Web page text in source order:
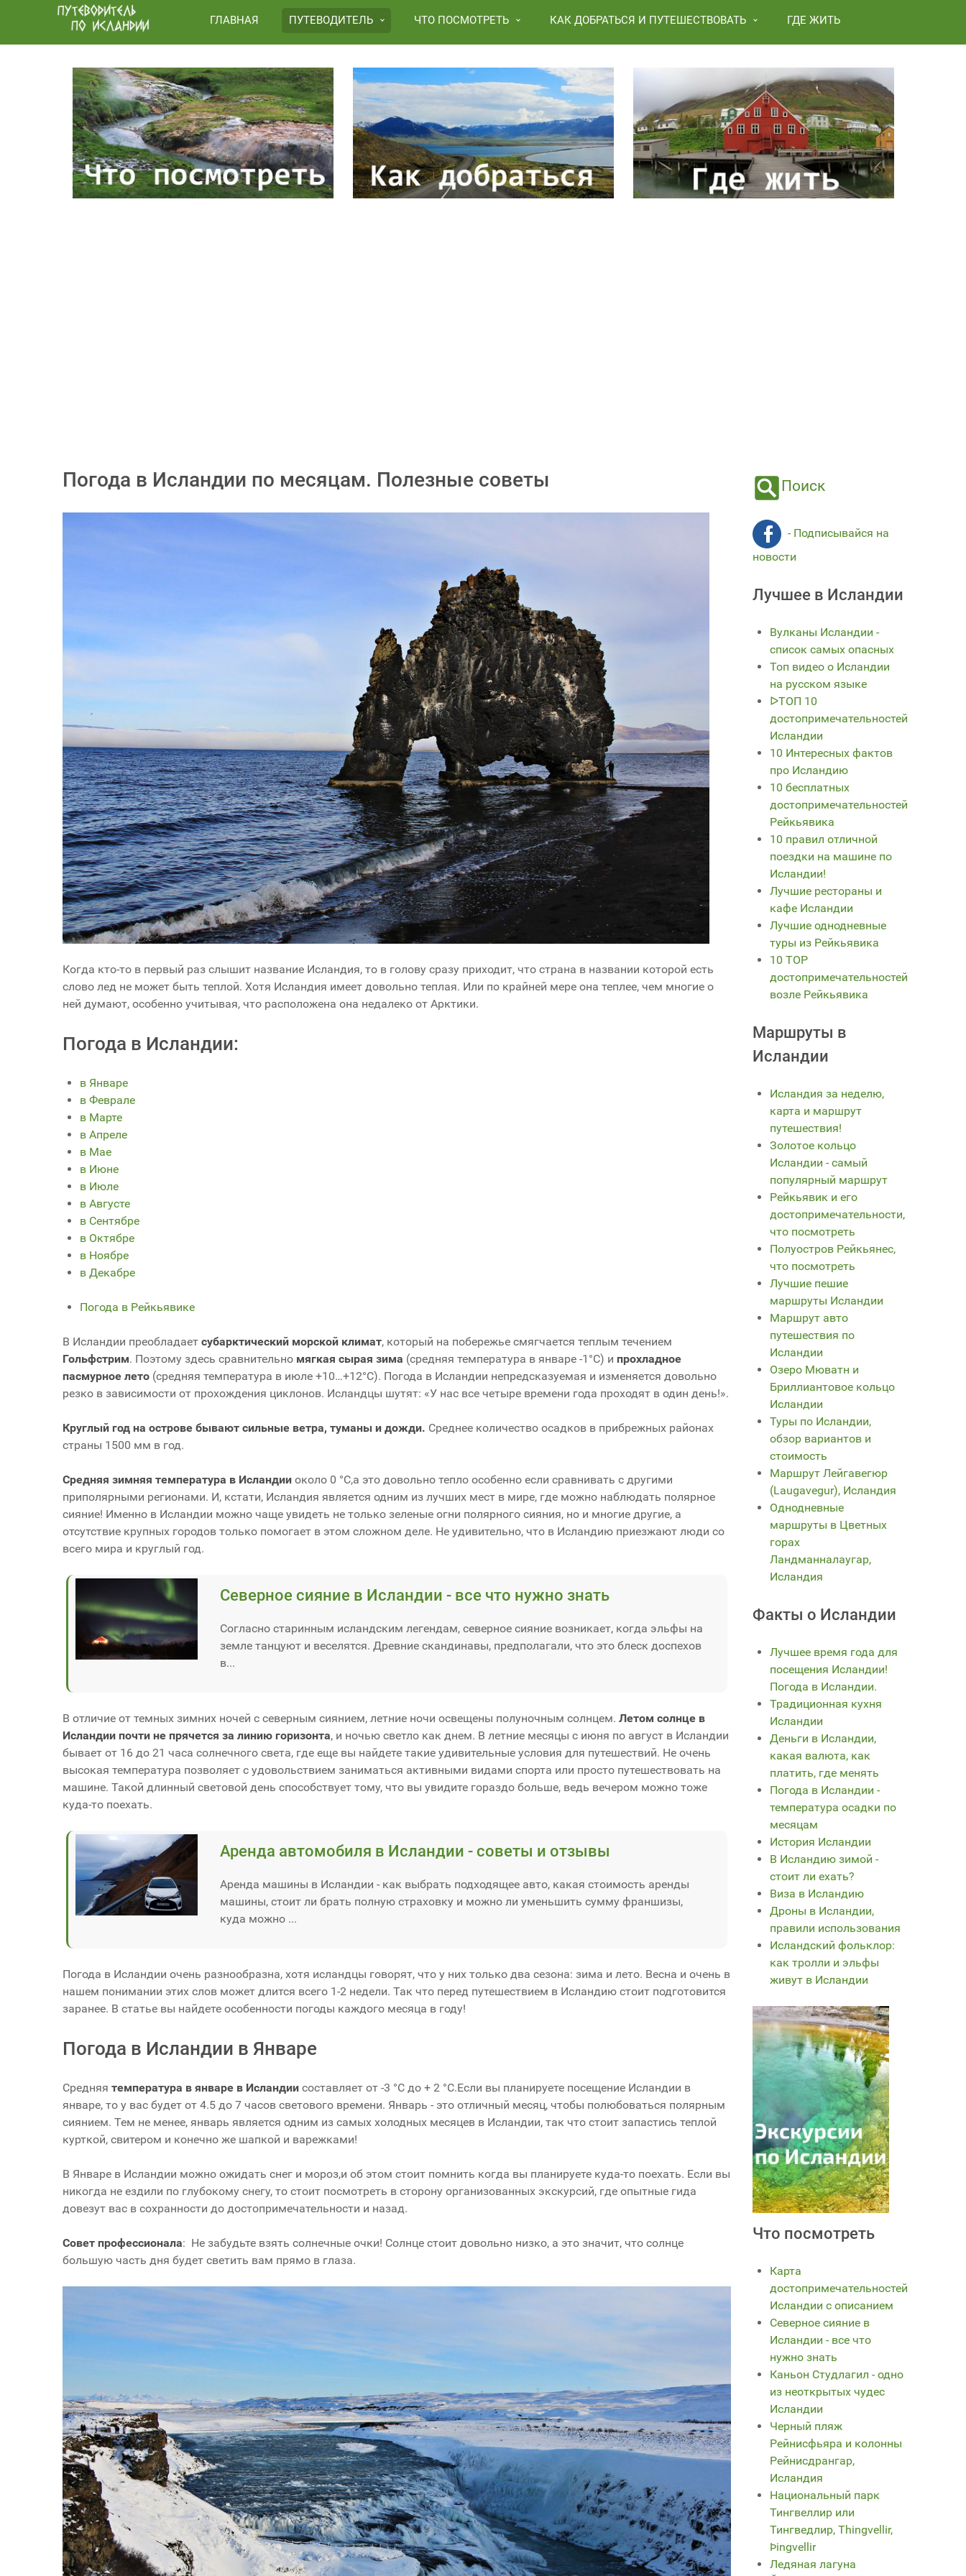
ГЛАВНАЯ ПУТЕВОДИТЕЛЬ ЧТО ПОСМОТРЕТЬ КАК ДОБРАТЬСЯ И ПУТЕШЕСТВОВАТЬ ГДЕ ЖИТЬ
Погода в Исландии по месяцам. Полезные советы
Когда кто-то в первый раз слышит название Исландия, то в голову сразу приходит, что страна в названии которой есть
слово лед не может быть теплой. Хотя Исландия имеет довольно теплая. Или по крайней мере она теплее, чем многие о
ней думают, особенно учитывая, что расположена она недалеко от Арктики.
Погода в Исландии:
в Январе
в Феврале
в Марте
в Апреле
в Мае
в Июне
в Июле
в Августе
в Сентябре
в Октябре
в Ноябре
в Декабре
Погода в Рейкьявике
В Исландии преобладает субарктический морской климат, который на побережье смягчается теплым течением
Гольфстрим. Поэтому здесь сравнительно мягкая сырая зима (средняя температура в январе -1°С) и прохладное
пасмурное лето (средняя температура в июле +10…+12°С). Погода в Исландии непредсказуемая и изменяется довольно
резко в зависимости от прохождения циклонов. Исландцы шутят: «У нас все четыре времени года проходят в один день!».
Круглый год на острове бывают сильные ветра, туманы и дожди. Среднее количество осадков в прибрежных районах
страны 1500 мм в год.
Средняя зимняя температура в Исландии около 0 °C,а это довольно тепло особенно если сравнивать с другими
приполярными регионами. И, кстати, Исландия является одним из лучших мест в мире, где можно наблюдать полярное
сияние! Именно в Исландии можно чаще увидеть не только зеленые огни полярного сияния, но и многие другие, а
отсутствие крупных городов только помогает в этом сложном деле. Не удивительно, что в Исландию приезжают люди со
всего мира и круглый год.
Северное сияние в Исландии - все что нужно знать
Согласно старинным исландским легендам, северное сияние возникает, когда эльфы на
земле танцуют и веселятся. Древние скандинавы, предполагали, что это блеск доспехов
в...
В отличие от темных зимних ночей с северным сиянием, летние ночи освещены полуночным солнцем. Летом солнце в
Исландии почти не прячется за линию горизонта, и ночью светло как днем. В летние месяцы с июня по август в Исландии
бывает от 16 до 21 часа солнечного света, где еще вы найдете такие удивительные условия для путешествий. Не очень
высокая температура позволяет с удовольствием заниматься активными видами спорта или просто путешествовать на
машине. Такой длинный световой день способствует тому, что вы увидите гораздо больше, ведь вечером можно тоже
куда-то поехать.
Аренда автомобиля в Исландии - советы и отзывы
Аренда машины в Исландии - как выбрать подходящее авто, какая стоимость аренды
машины, стоит ли брать полную страховку и можно ли уменьшить сумму франшизы,
куда можно ...
Погода в Исландии очень разнообразна, хотя исландцы говорят, что у них только два сезона: зима и лето. Весна и очень в
нашем понимании этих слов может длится всего 1-2 недели. Так что перед путешествием в Исландию стоит подготовится
заранее. В статье вы найдете особенности погоды каждого месяца в году!
Погода в Исландии в Январе
Средняя температура в январе в Исландии составляет от -3 °C до + 2 °C.Если вы планируете посещение Исландии в
январе, то у вас будет от 4.5 до 7 часов светового времени. Январь - это отличный месяц, чтобы полюбоваться полярным
сиянием. Тем не менее, январь является одним из самых холодных месяцев в Исландии, так что стоит запастись теплой
курткой, свитером и конечно же шапкой и варежками!
В Январе в Исландии можно ожидать снег и мороз,и об этом стоит помнить когда вы планируете куда-то поехать. Если вы
никогда не ездили по глубокому снегу, то стоит посмотреть в сторону организованных экскурсий, где опытные гида
довезут вас в сохранности до достопримечательности и назад.
Совет профессионала: Не забудьте взять солнечные очки! Солнце стоит довольно низко, а это значит, что солнце
большую часть дня будет светить вам прямо в глаза.
Поиск
- Подписывайся на
новости
Лучшее в Исландии
Вулканы Исландии -
список самых опасных
Топ видео о Исландии
на русском языке
ᐅТОП 10
достопримечательностей
Исландии
10 Интересных фактов
про Исландию
10 бесплатных
достопримечательностей
Рейкьявика
10 правил отличной
поездки на машине по
Исландии!
Лучшие рестораны и
кафе Исландии
Лучшие однодневные
туры из Рейкьявика
10 TOP
достопримечательностей
возле Рейкьявика
Маршруты в
Исландии
Исландия за неделю,
карта и маршрут
путешествия!
Золотое кольцо
Исландии - самый
популярный маршрут
Рейкьявик и его
достопримечательности,
что посмотреть
Полуостров Рейкьянес,
что посмотреть
Лучшие пешие
маршруты Исландии
Маршрут авто
путешествия по
Исландии
Озеро Мюватн и
Бриллиантовое кольцо
Исландии
Туры по Исландии,
обзор вариантов и
стоимость
Маршрут Лейгавегюр
(Laugavegur), Исландия
Однодневные
маршруты в Цветных
горах
Ландманналаугар,
Исландия
Факты о Исландии
Лучшее время года для
посещения Исландии!
Погода в Исландии.
Традиционная кухня
Исландии
Деньги в Исландии,
какая валюта, как
платить, где менять
Погода в Исландии -
температура осадки по
месяцам
История Исландии
В Исландию зимой -
стоит ли ехать?
Виза в Исландию
Дроны в Исландии,
правили использования
Исландский фольклор:
как тролли и эльфы
живут в Исландии
Что посмотреть
Карта
достопримечательностей
Исландии с описанием
Северное сияние в
Исландии - все что
нужно знать
Каньон Студлагил - одно
из неоткрытых чудес
Исландии
Черный пляж
Рейнисфьяра и колонны
Рейнисдрангар,
Исландия
Национальный парк
Тингвеллир или
Тингведлир, Thingvellir,
Þingvellir
Ледяная лагуна